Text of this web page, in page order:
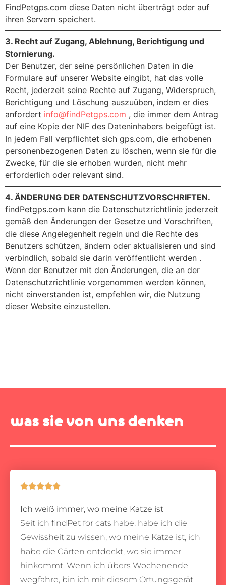
FindPetgps.com diese Daten nicht überträgt oder auf
ihren Servern speichert.
3. Recht auf Zugang, Ablehnung, Berichtigung und
Stornierung.
Der Benutzer, der seine persönlichen Daten in die
Formulare auf unserer Website eingibt, hat das volle
Recht, jederzeit seine Rechte auf Zugang, Widerspruch,
Berichtigung und Löschung auszuüben, indem er dies
anfordert info@findPetgps.com , die immer dem Antrag
auf eine Kopie der NIF des Dateninhabers beigefügt ist.
In jedem Fall verpflichtet sich gps.com, die erhobenen
personenbezogenen Daten zu löschen, wenn sie für die
Zwecke, für die sie erhoben wurden, nicht mehr
erforderlich oder relevant sind.
4. ÄNDERUNG DER DATENSCHUTZVORSCHRIFTEN.
findPetgps.com kann die Datenschutzrichtlinie jederzeit
gemäß den Änderungen der Gesetze und Vorschriften,
die diese Angelegenheit regeln und die Rechte des
Benutzers schützen, ändern oder aktualisieren und sind
verbindlich, sobald sie darin veröffentlicht werden .
Wenn der Benutzer mit den Änderungen, die an der
Datenschutzrichtlinie vorgenommen werden können,
nicht einverstanden ist, empfehlen wir, die Nutzung
dieser Website einzustellen.
was sie von uns denken

Ich weiß immer, wo meine Katze ist
Seit ich findPet for cats habe, habe ich die
Gewissheit zu wissen, wo meine Katze ist, ich
habe die Gärten entdeckt, wo sie immer
hinkommt. Wenn ich übers Wochenende
wegfahre, bin ich mit diesem Ortungsgerät